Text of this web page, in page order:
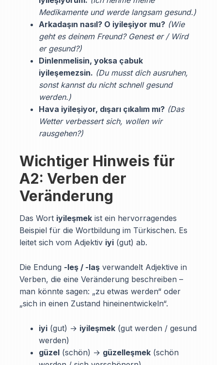
Medikamente und werde langsam gesund.)
Arkadaşın nasıl? O iyileşiyor mu? (Wie
geht es deinem Freund? Genest er / Wird
er gesund?)
Dinlenmelisin, yoksa çabuk
iyileşemezsin. (Du musst dich ausruhen,
sonst kannst du nicht schnell gesund
werden.)
Hava iyileşiyor, dışarı çıkalım mı? (Das
Wetter verbessert sich, wollen wir
rausgehen?)
Wichtiger Hinweis für
A2: Verben der
Veränderung
Das Wort iyileşmek ist ein hervorragendes
Beispiel für die Wortbildung im Türkischen. Es
leitet sich vom Adjektiv iyi (gut) ab.
Die Endung -leş / -laş verwandelt Adjektive in
Verben, die eine Veränderung beschreiben –
man könnte sagen: „zu etwas werden“ oder
„sich in einen Zustand hineinentwickeln“.
iyi (gut) → iyileşmek (gut werden / gesund
werden)
güzel (schön) → güzelleşmek (schön